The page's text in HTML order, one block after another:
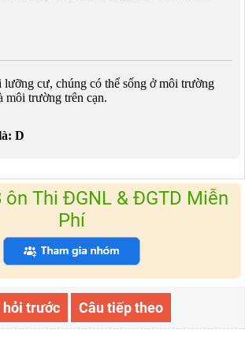
lưỡng cư, chúng có thể sống ở môi trường
môi trường trên cạn.
D
ôn Thi ĐGNL & ĐGTD Miễn
Phí
hỏi trước Câu tiếp theo